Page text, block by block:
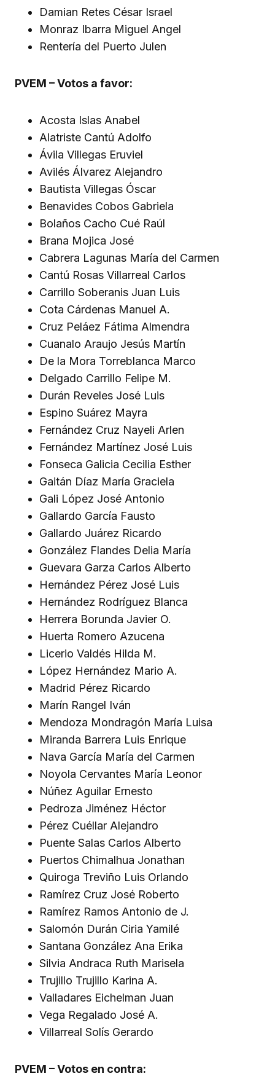
Damian Retes César Israel
Monraz Ibarra Miguel Angel
Rentería del Puerto Julen
PVEM – Votos a favor:
Acosta Islas Anabel
Alatriste Cantú Adolfo
Ávila Villegas Eruviel
Avilés Álvarez Alejandro
Bautista Villegas Óscar
Benavides Cobos Gabriela
Bolaños Cacho Cué Raúl
Brana Mojica José
Cabrera Lagunas María del Carmen
Cantú Rosas Villarreal Carlos
Carrillo Soberanis Juan Luis
Cota Cárdenas Manuel A.
Cruz Peláez Fátima Almendra
Cuanalo Araujo Jesús Martín
De la Mora Torreblanca Marco
Delgado Carrillo Felipe M.
Durán Reveles José Luis
Espino Suárez Mayra
Fernández Cruz Nayeli Arlen
Fernández Martínez José Luis
Fonseca Galicia Cecilia Esther
Gaitán Díaz María Graciela
Gali López José Antonio
Gallardo García Fausto
Gallardo Juárez Ricardo
González Flandes Delia María
Guevara Garza Carlos Alberto
Hernández Pérez José Luis
Hernández Rodríguez Blanca
Herrera Borunda Javier O.
Huerta Romero Azucena
Licerio Valdés Hilda M.
López Hernández Mario A.
Madrid Pérez Ricardo
Marín Rangel Iván
Mendoza Mondragón María Luisa
Miranda Barrera Luis Enrique
Nava García María del Carmen
Noyola Cervantes María Leonor
Núñez Aguilar Ernesto
Pedroza Jiménez Héctor
Pérez Cuéllar Alejandro
Puente Salas Carlos Alberto
Puertos Chimalhua Jonathan
Quiroga Treviño Luis Orlando
Ramírez Cruz José Roberto
Ramírez Ramos Antonio de J.
Salomón Durán Ciria Yamilé
Santana González Ana Erika
Silvia Andraca Ruth Marisela
Trujillo Trujillo Karina A.
Valladares Eichelman Juan
Vega Regalado José A.
Villarreal Solís Gerardo
PVEM – Votos en contra: